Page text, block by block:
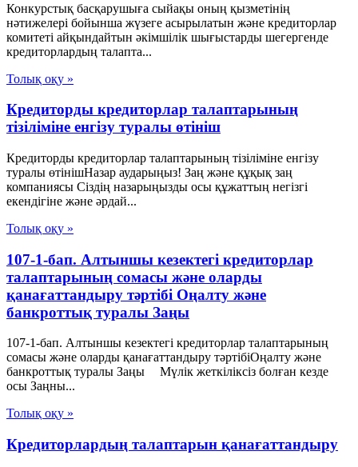
Конкурстық басқарушыға сыйақы оның қызметінің
нәтижелері бойынша жүзеге асырылатын және кредиторлар
комитеті айқындайтын әкімшілік шығыстарды шегергенде
кредиторлардың талапта...
Толық оқу »
Кредиторды кредиторлар талаптарының
тізіліміне енгізу туралы өтініш
Кредиторды кредиторлар талаптарының тізіліміне енгізу
туралы өтінішНазар аударыңыз! Заң және құқық заң
компаниясы Сіздің назарыңызды осы құжаттың негізгі
екендігіне және әрдай...
Толық оқу »
107-1-бап. Алтыншы кезектегі кредиторлар
талаптарының сомасы және оларды
қанағаттандыру тәртібі Оңалту және
банкроттық туралы Заңы
107-1-бап. Алтыншы кезектегі кредиторлар талаптарының
сомасы және оларды қанағаттандыру тәртібіОңалту және
банкроттық туралы Заңы Мүлік жеткіліксіз болған кезде
осы Заңны...
Толық оқу »
Кредиторлардың талаптарын қанағаттандыру